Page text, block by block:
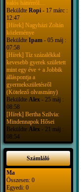
valós háttérről....
Beküldte Ropi - 17 márc :
12:47
[Hírek] Nagyházi Zoltán
közleménye
Beküldte Ipam - 05 máj :
07:58
[Hírek] Tíz százalékkal
kevesebb gyerek született
mint egy éve + a Jobbik
álláspontja a
gyermekszületésről
(Kötelező olvasmány)
Beküldte Alex - 25 máj :
08:58
[Hírek] Bertha Szilvia:
Mindennapok Hősei
Beküldte Alex - 21 máj :
08:54
Számláló
Ma
Összesen: 0
Egyedi: 0